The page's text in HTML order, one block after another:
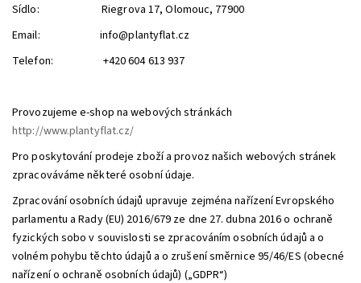
Sídlo: Riegrova 17, Olomouc, 77900
Email: info@plantyflat.cz
Telefon: +420 604 613 937
Provozujeme e-shop na webových stránkách
http://www.plantyflat.cz/
Pro poskytování prodeje zboží a provoz našich webových stránek
zpracováváme některé osobní údaje.
Zpracování osobních údajů upravuje zejména nařízení Evropského
parlamentu a Rady (EU) 2016/679 ze dne 27. dubna 2016 o ochraně
fyzických sobo v souvislosti se zpracováním osobních údajů a o
volném pohybu těchto údajů a o zrušení směrnice 95/46/ES (obecné
nařízení o ochraně osobních údajů) („GDPR“)